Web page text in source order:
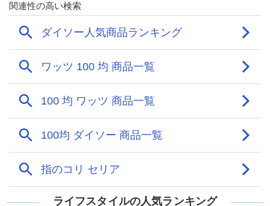
ライフスタイルの人気ランキング